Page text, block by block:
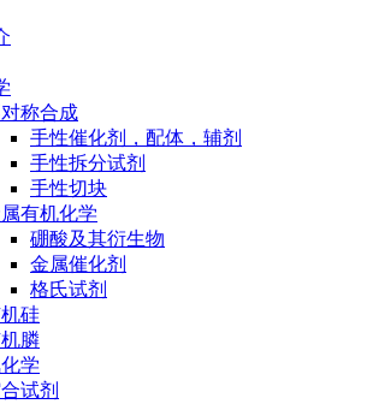
称合成
手性催化剂，配体，辅剂
手性拆分试剂
手性切块
有机化学
硼酸及其衍生物
金属催化剂
格氏试剂
硅
膦
学
试剂